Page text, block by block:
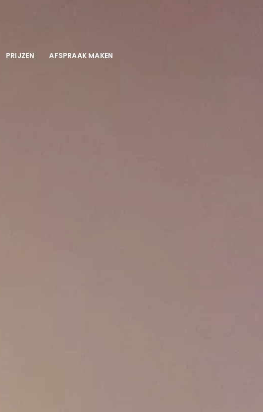
PRIJZEN AFSPRAAK MAKEN